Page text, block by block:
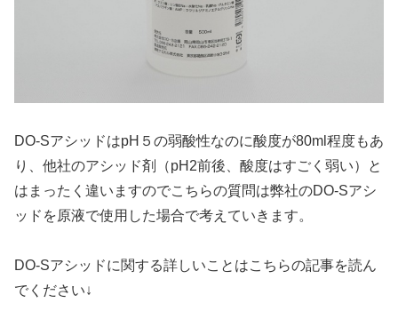
DO-SアシッドはpH５の弱酸性なのに酸度が80ml程度もあ
り、他社のアシッド剤（pH2前後、酸度はすごく弱い）と
はまったく違いますのでこちらの質問は弊社のDO-Sアシ
ッドを原液で使用した場合で考えていきます。
DO-Sアシッドに関する詳しいことはこちらの記事を読ん
でください↓